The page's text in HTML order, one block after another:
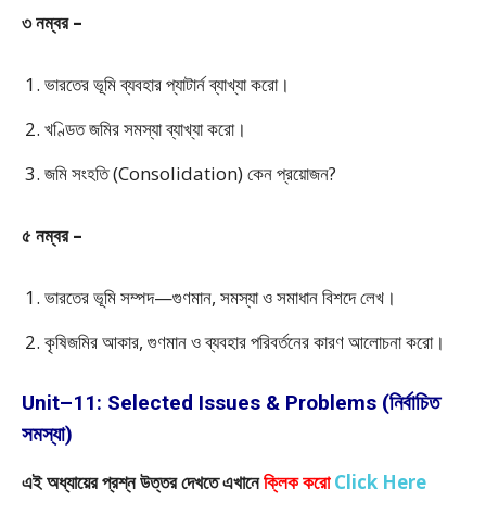
৩ নম্বর –
ভারতের ভূমি ব্যবহার প্যাটার্ন ব্যাখ্যা করো।
খণ্ডিত জমির সমস্যা ব্যাখ্যা করো।
জমি সংহতি (Consolidation) কেন প্রয়োজন?
৫ নম্বর –
ভারতের ভূমি সম্পদ—গুণমান, সমস্যা ও সমাধান বিশদে লেখ।
কৃষিজমির আকার, গুণমান ও ব্যবহার পরিবর্তনের কারণ আলোচনা করো।
Unit–11: Selected Issues & Problems (নির্বাচিত
সমস্যা)
এই অধ্যায়ের প্রশ্ন উত্তর দেখতে এখানেক্লিক করোClick Here